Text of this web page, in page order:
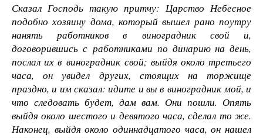
Сказал Господь такую притчу: Царство Небесное
подобно хозяину дома, который вышел рано поутру
нанять работников в виноградник свой и,
договорившись с работниками по динарию на день,
послал их в виноградник свой; выйдя около третьего
часа, он увидел других, стоящих на торжище
праздно, и им сказал: идите и вы в виноградник мой, и
что следовать будет, дам вам. Они пошли. Опять
выйдя около шестого и девятого часа, сделал то же.
Наконец, выйдя около одиннадцатого часа, он нашел